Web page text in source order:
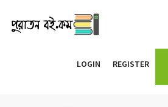
LOGIN REGISTER